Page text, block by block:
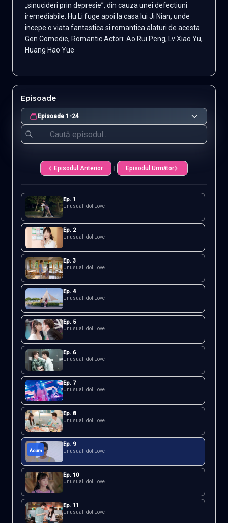
Episoade
Episoade 1-24
Episodul Anterior | Episodul Următor
Ep. 1
Unusual Idol Love
Ep. 2
Unusual Idol Love
Ep. 3
Unusual Idol Love
Ep. 4
Unusual Idol Love
Ep. 5
Unusual Idol Love
Ep. 6
Unusual Idol Love
Ep. 7
Unusual Idol Love
Ep. 8
Unusual Idol Love
Acum
Ep. 9
Unusual Idol Love
Ep. 10
Unusual Idol Love
Ep. 11
Unusual Idol Love
„sinucideri prin depresie”, din cauza unei defectiuni
iremediabile. Hu Li fuge apoi la casa lui Ji Nian, unde
incepe o viata fantastica si romantica alaturi de acesta.
Gen Comedie, Romantic Actori: Ao Rui Peng, Lv Xiao Yu,
Huang Hao Yue